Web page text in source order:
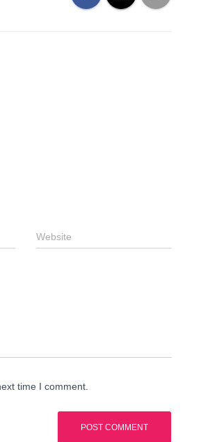
Website
time I comment.